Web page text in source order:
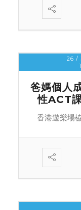
26 /
爸媽個人
性ACT
香港遊樂場